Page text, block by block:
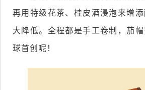
再用特级花茶、桂皮酒浸泡来增
大降低。全程都是手工卷制，茄
球首创呢！